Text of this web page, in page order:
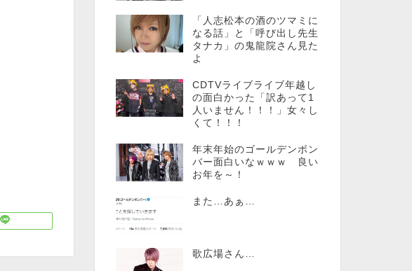
「人志松本の酒のツマミに
なる話」と「呼び出し先生
タナカ」の鬼龍院さん見た
よ
CDTVライブライブ年越し
の面白かった「訳あって1
人いません！！！」女々し
くて！！！
年末年始のゴールデンボン
バー面白いなｗｗｗ 良い
お年を～！
また…あぁ…
歌広場さん…